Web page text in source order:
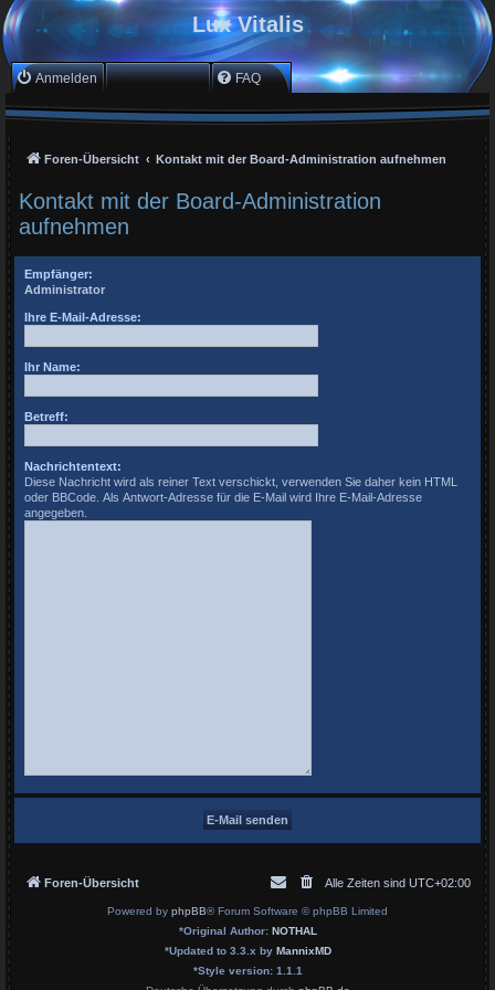
Lux Vitalis
Anmelden Registrieren FAQ
Foren-Übersicht Kontakt mit der Board-Administration aufnehmen
Kontakt mit der Board-Administration
aufnehmen
Empfänger:
Administrator
Ihre E-Mail-Adresse:
Ihr Name:
Betreff:
Nachrichtentext:
Diese Nachricht wird als reiner Text verschickt, verwenden Sie daher kein HTML
oder BBCode. Als Antwort-Adresse für die E-Mail wird Ihre E-Mail-Adresse
angegeben.
Foren-Übersicht Alle Zeiten sind UTC+02:00
Powered by phpBB® Forum Software © phpBB Limited
*Original Author: NOTHAL
*Updated to 3.3.x by MannixMD
*Style version: 1.1.1